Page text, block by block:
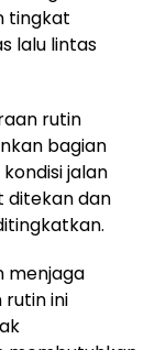
tingkat
lalu lintas
rutin
bagian
jalan
ditekan dan
menjaga
ini